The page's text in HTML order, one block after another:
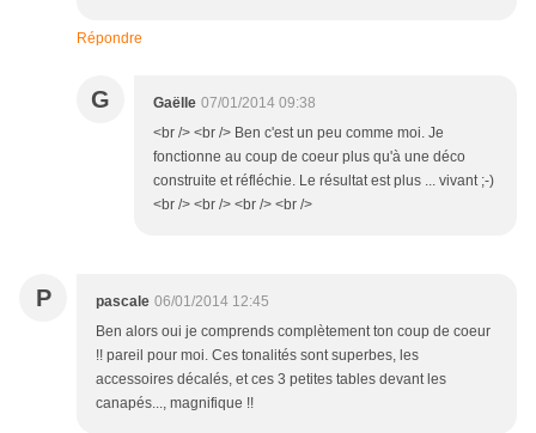
Répondre
G Gaëlle 07/01/2014 09:38
<br /> <br /> Ben c'est un peu comme moi. Je
fonctionne au coup de coeur plus qu'à une déco
construite et réfléchie. Le résultat est plus ... vivant ;-)
<br /> <br /> <br /> <br />
P pascale 06/01/2014 12:45
Ben alors oui je comprends complètement ton coup de coeur
!! pareil pour moi. Ces tonalités sont superbes, les
accessoires décalés, et ces 3 petites tables devant les
canapés..., magnifique !!